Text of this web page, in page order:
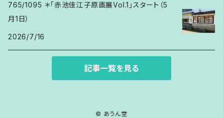
765/1095 ＊「赤池佳江子原画展Vol.1」スタート（5
月1日）
2026/7/16
記事一覧を見る
© あうん堂